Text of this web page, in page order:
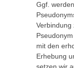
Ggf.
Verbindung
mit den
Erhebung